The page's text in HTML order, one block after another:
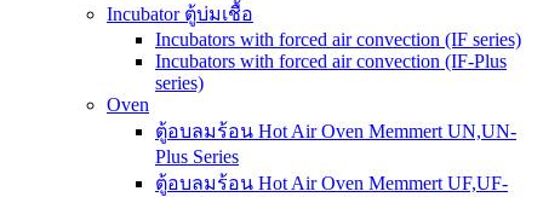
Incubator ตู้บ่มเชื้อ
Incubators with forced air convection (IF series)
Incubators with forced air convection (IF-Plus
series)
Oven
ตู้อบลมร้อน Hot Air Oven Memmert UN,UN-
Plus Series
ตู้อบลมร้อน Hot Air Oven Memmert UF,UF-